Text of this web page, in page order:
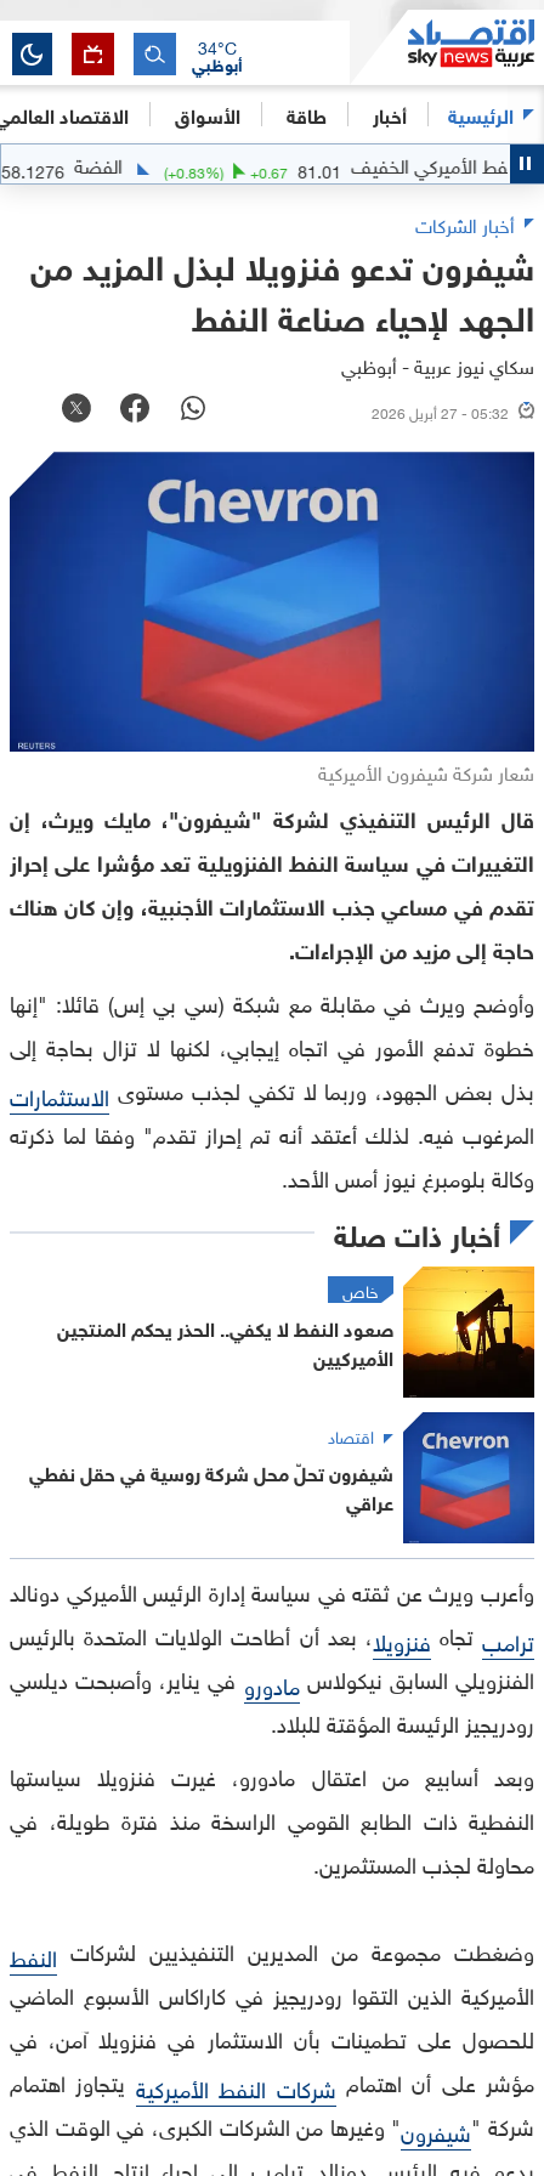
الرئيسية أخبار طاقة الأسواق الاقتصاد
أبوظبي
34°C
الخفيف 81.01
+0.67
+0.83%) الفضة 58.1276
-0.0524
أخبار الشركات
شيفرون تدعو فنزويلا لبذل المزيد من
الجهد لإحياء صناعة النفط
سكاي نيوز عربية - أبوظبي
05:32 - 27 أبريل 2026
شعار شركة شيفرون الأميركية
قال الرئيس التنفيذي لشركة "شيفرون"، مايك ويرث، إن
التغييرات في سياسة النفط الفنزويلية تعد مؤشرا على إحراز
تقدم في مساعي جذب الاستثمارات الأجنبية، وإن كان هناك
حاجة إلى مزيد من الإجراءات.
وأوضح ويرث في مقابلة مع شبكة (سي بي إس) قائلا: "إنها
خطوة تدفع الأمور في اتجاه إيجابي، لكنها لا تزال بحاجة إلى
بذل بعض الجهود، وربما لا تكفي لجذب مستوى الاستثمارات
المرغوب فيه. لذلك أعتقد أنه تم إحراز تقدم" وفقا لما ذكرته
وكالة بلومبرغ نيوز أمس الأحد.
أخبار ذات صلة
خاص
صعود النفط لا يكفي.. الحذر يحكم المنتجين
الأميركيين
اقتصاد
شيفرون تحلّ محل شركة روسية في حقل نفطي
عراقي
وأعرب ويرث عن ثقته في سياسة إدارة الرئيس الأميركي دونالد
ترامب تجاه فنزويلا، بعد أن أطاحت الولايات المتحدة بالرئيس
الفنزويلي السابق نيكولاس مادورو في يناير، وأصبحت ديلسي
رودريجيز الرئيسة المؤقتة للبلاد.
وبعد أسابيع من اعتقال مادورو، غيرت فنزويلا سياستها
النفطية ذات الطابع القومي الراسخة منذ فترة طويلة، في
محاولة لجذب المستثمرين.
وضغطت مجموعة من المديرين التنفيذيين لشركات النفط
الأميركية الذين التقوا رودريجيز في كاراكاس الأسبوع الماضي
للحصول على تطمينات بأن الاستثمار في فنزويلا آمن، في
مؤشر على أن اهتمام شركات النفط الأميركية يتجاوز اهتمام
شركة "شيفرون" وغيرها من الشركات الكبرى، في الوقت الذي
يدعو فيه الرئيس دونالد ترامب إلى إحياء إنتاج النفط في